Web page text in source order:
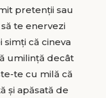
pretenții sau
te enervezi
simți că cineva
umilință decât
te cu milă că
și apăsată de